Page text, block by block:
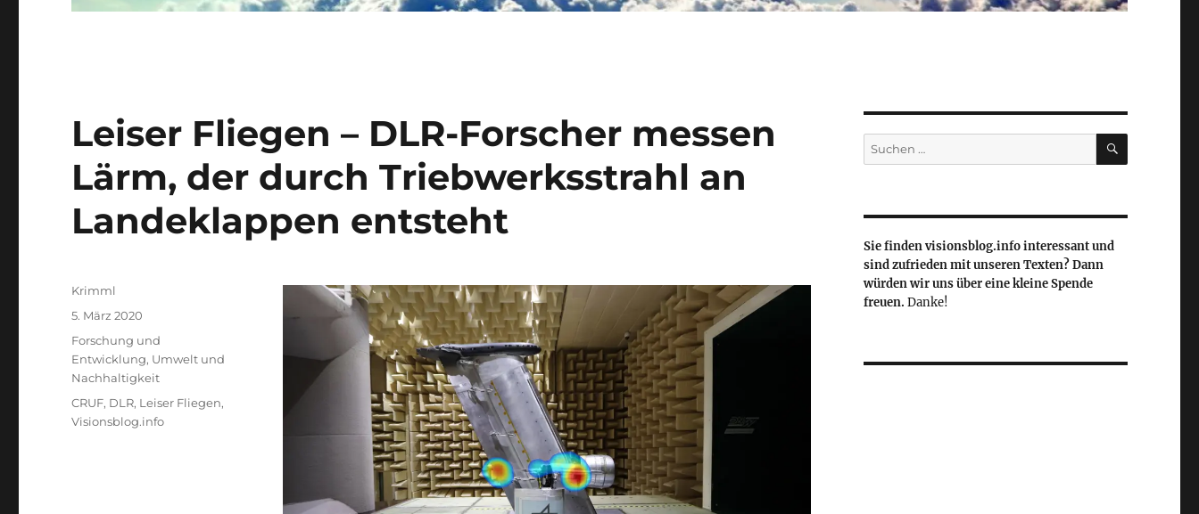
Leiser Fliegen – DLR-Forscher messen
Lärm, der durch Triebwerksstrahl an
Landeklappen entsteht
Autor
Krimml
Veröffentlicht
5. März 2020
Kategorien
Forschung und
Entwicklung, Umwelt und
Nachhaltigkeit
Schlagwörter
CRUF, DLR, Leiser Fliegen,
Visionsblog.info
Suche
nach:
SUCHEN
Sie finden visionsblog.info interessant und
sind zufrieden mit unseren Texten? Dann
würden wir uns über eine kleine Spende
freuen. Danke!